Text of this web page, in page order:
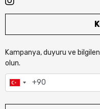
Kampanya, duyuru ve
olun.